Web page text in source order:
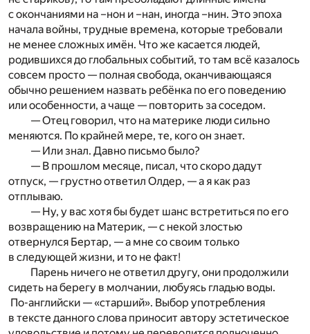
с окончаниями на –нон и –нан, иногда –нин. Это эпоха
начала войны, трудные времена, которые требовали
не менее сложных имён. Что же касается людей,
родившихся до глобальных событий, то там всё казалось
совсем просто — полная свобода, оканчивающаяся
обычно решением назвать ребёнка по его поведению
или особенности, а чаще — повторить за соседом.
— Отец говорил, что на материке люди сильно
меняются. По крайней мере, те, кого он знает.
— Или знал. Давно письмо было?
— В прошлом месяце, писал, что скоро дадут
отпуск, — грустно ответил Олдер, — а я как раз
отплываю.
— Ну, у вас хотя бы будет шанс встретиться по его
возвращению на Материк, — с некой злостью
отвернулся Бертар, — а мне со своим только
в следующей жизни, и то не факт!
Парень ничего не ответил другу, они продолжили
сидеть на берегу в молчании, любуясь гладью воды.
По-английски — «старший». Выбор употребления
в тексте данного слова приносит автору эстетическое